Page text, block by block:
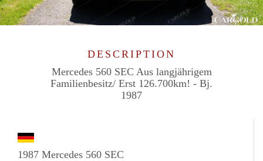
DESCRIPTION
Mercedes 560 SEC Aus langjährigem
Familienbesitz/ Erst 126.700km! - Bj.
1987
1987 Mercedes 560 SEC